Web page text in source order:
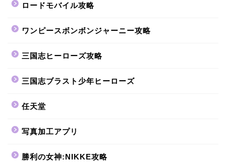
ロードモバイル攻略
ワンピースボンボンジャーニー攻略
三国志ヒーローズ攻略
三国志ブラスト少年ヒーローズ
任天堂
写真加工アプリ
勝利の女神:NIKKE攻略